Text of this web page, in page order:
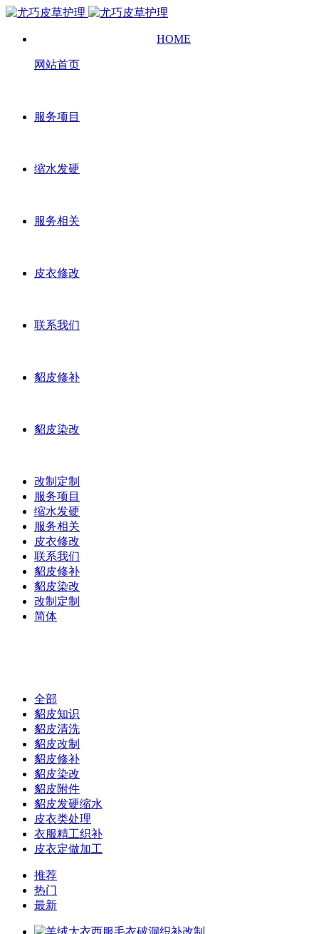
HOME
网站首页
服务项目
缩水发硬
服务相关
皮衣修改
联系我们
貂皮修补
貂皮染改
改制定制
服务项目
缩水发硬
服务相关
皮衣修改
联系我们
貂皮修补
貂皮染改
改制定制
简体
全部
貂皮知识
貂皮清洗
貂皮改制
貂皮修补
貂皮染改
貂皮附件
貂皮发硬缩水
皮衣类处理
衣服精工织补
皮衣定做加工
推荐
热门
最新